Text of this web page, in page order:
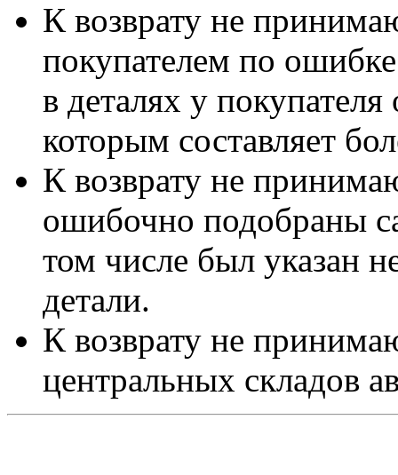
К возврату не
покупателем по
в деталях у
которым составляет
К возврату не
ошибочно подобраны
том числе был указан
детали.
К возврату не
центральных складов